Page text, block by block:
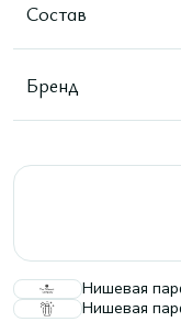
Состав
Бренд
Нишевая
Нишевая